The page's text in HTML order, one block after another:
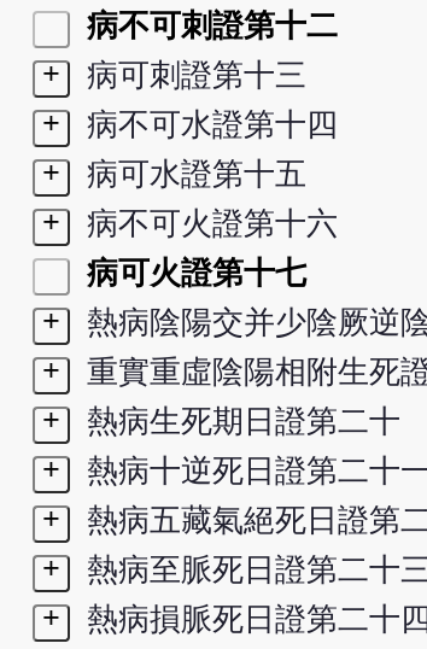
病不可刺證第十二
+
病可刺證第十三
+
病不可水證第十四
+
病可水證第十五
+
病不可火證第十六
病可火證第十七
+
熱病陰陽交并少陰厥逆
+
重實重虛陰陽相附生死
+
熱病生死期日證第二十
+
熱病十逆死日證第二十
+
熱病五藏氣絕死日證第
+
熱病至脈死日證第二十
+
熱病損脈死日證第二十四